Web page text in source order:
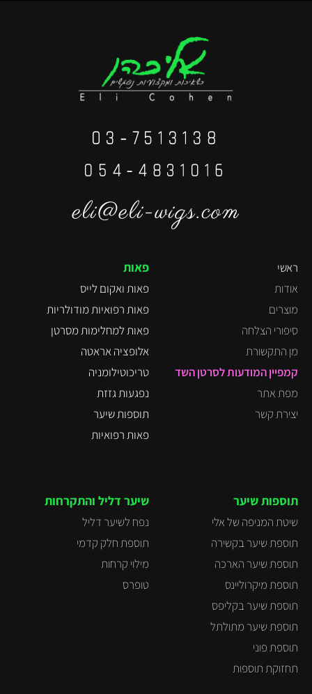
03-7513138
eli@eli-wigs.com
ראשי
אודות
מוצרים
סיפורי הצלחה
מן התקשורת
קמפיין המודעות לסרטן השד
מפת אתר
יצירת קשר
פאות
פאות ואקום לייס
פאות רפואיות מודולריות
פאות למחלימות מסרטן
אלופציה אראטה
טריכוטילומניה
נפגעות גזזת
תוספות שיער
פאות רפואיות
תוספות שיער
שיטת המניפה של אלי
תוספת שיער בקשירה
תוספת שיער הארכה
תוספת מיקרוליינס
תוספת שיער בקליפס
תוספת שיער מתולתל
תוספת פוני
תחזוקת תוספות
שיער דליל והתקרחות
נפח לשיער דליל
תוספת חלק קדמי
מילוי קרחות
טופרס